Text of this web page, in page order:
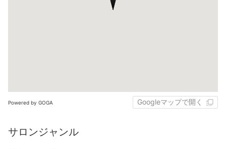
Powered by GOGA Googleマップで開く
サロンジャンル